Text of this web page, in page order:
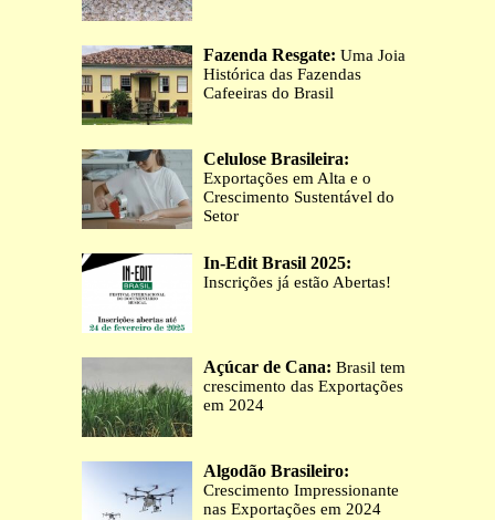
Fazenda Resgate: Uma Joia
Histórica das Fazendas
Cafeeiras do Brasil
Celulose Brasileira:
Exportações em Alta e o
Crescimento Sustentável do
Setor
In-Edit Brasil 2025:
Inscrições já estão Abertas!
Açúcar de Cana: Brasil tem
crescimento das Exportações
em 2024
Algodão Brasileiro:
Crescimento Impressionante
nas Exportações em 2024